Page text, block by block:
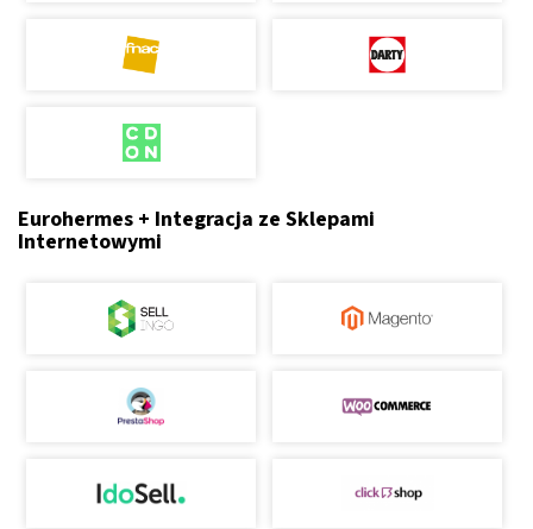
Eurohermes + Integracja ze Sklepami
Internetowymi